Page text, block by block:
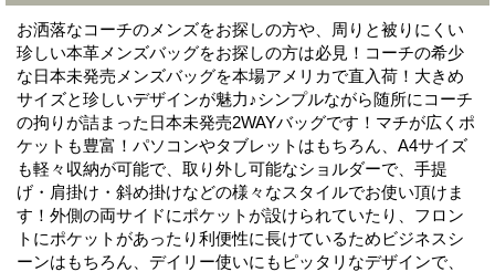
お洒落なコーチのメンズをお探しの方や、周りと被りにくい
珍しい本革メンズバッグをお探しの方は必見！コーチの希少
な日本未発売メンズバッグを本場アメリカで直入荷！大きめ
サイズと珍しいデザインが魅力♪シンプルながら随所にコーチ
の拘りが詰まった日本未発売2WAYバッグです！マチが広くポ
ケットも豊富！パソコンやタブレットはもちろん、A4サイズ
も軽々収納が可能で、取り外し可能なショルダーで、手提
げ・肩掛け・斜め掛けなどの様々なスタイルでお使い頂けま
す！外側の両サイドにポケットが設けられていたり、フロン
トにポケットがあったり利便性に長けているためビジネスシ
ーンはもちろん、デイリー使いにもピッタリなデザインで、